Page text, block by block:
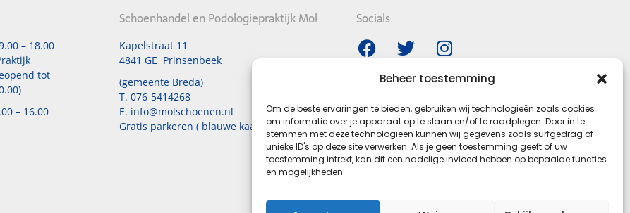
Beheer toestemming
Om de beste ervaringen te bieden, gebruiken wij technologieën zoals cookies
om informatie over je apparaat op te slaan en/of te raadplegen. Door in te
stemmen met deze technologieën kunnen wij gegevens zoals surfgedrag of
unieke ID's op deze site verwerken. Als je geen toestemming geeft of uw
toestemming intrekt, kan dit een nadelige invloed hebben op bepaalde functies
en mogelijkheden.
– 18.00
tot
– 16.00
Schoenhandel en Podologiepraktijk Mol
Kapelstraat 11
4841 GE Prinsenbeek
(gemeente Breda)
T. 076-5414268
E. info@molschoenen.nl
Gratis parkeren ( blauwe kaart)
Socials